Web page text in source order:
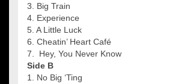
3. Big Train
4. Experience
5. A Little Luck
6. Cheatin’ Heart Café
7. Hey, You Never Know
Side B
1. No Big ‘Ting